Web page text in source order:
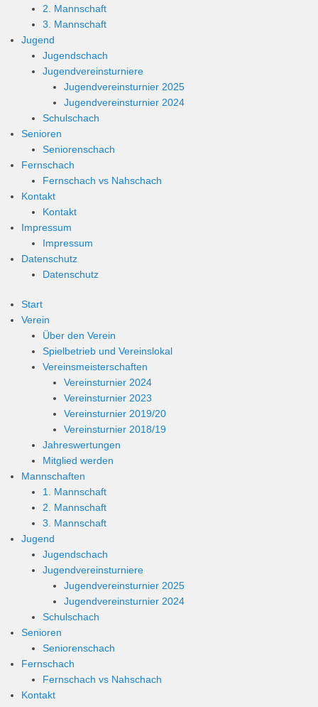
2. Mannschaft
3. Mannschaft
Jugend
Jugendschach
Jugendvereinsturniere
Jugendvereinsturnier 2025
Jugendvereinsturnier 2024
Schulschach
Senioren
Seniorenschach
Fernschach
Fernschach vs Nahschach
Kontakt
Kontakt
Impressum
Impressum
Datenschutz
Datenschutz
Start
Verein
Über den Verein
Spielbetrieb und Vereinslokal
Vereinsmeisterschaften
Vereinsturnier 2024
Vereinsturnier 2023
Vereinsturnier 2019/20
Vereinsturnier 2018/19
Jahreswertungen
Mitglied werden
Mannschaften
1. Mannschaft
2. Mannschaft
3. Mannschaft
Jugend
Jugendschach
Jugendvereinsturniere
Jugendvereinsturnier 2025
Jugendvereinsturnier 2024
Schulschach
Senioren
Seniorenschach
Fernschach
Fernschach vs Nahschach
Kontakt